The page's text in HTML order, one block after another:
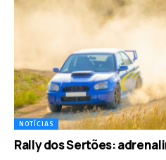
NOTÍCIAS
Rally dos Sertões: